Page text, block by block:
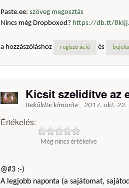
Paste.ee: szöveg megosztás
Nincs még Dropboxod? https://db.tt/
a hozzászóláshoz regisztráció és
Kicsit szelidítve az
Beküldte kimarite - 2017. okt. 22.
Értékelés:
Még nincs értékelve
@#3 :-)
A legjobb naponta (a sajátomat,